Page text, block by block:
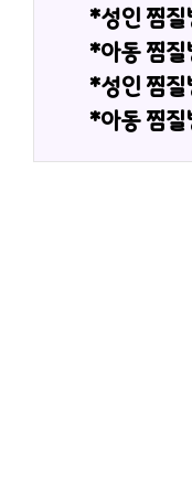
*성인 찜
*아동 찜
*성인 찜
*아동 찜